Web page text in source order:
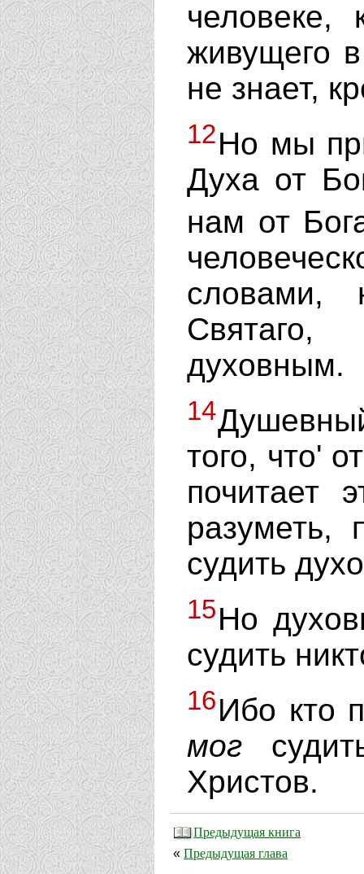
человеке,
живущего
не знает,
12Но мы
Духа от
нам от
словами,
Святаго,
духовным.
14
того, что'
почитает
судить
15Но
судить
16Ибо кто
мог
Христов.
Предыдущая книга
« Предыдущая глава